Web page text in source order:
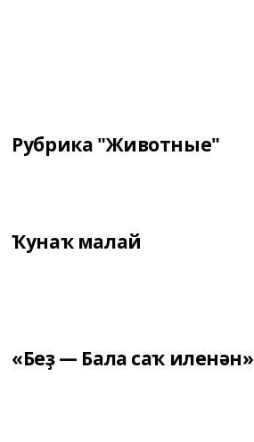
Рубрика "Животные"
Ҡунаҡ малай
«Беҙ — Бала саҡ иленән»